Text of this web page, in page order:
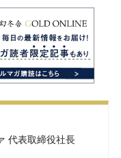
代表取締役社長